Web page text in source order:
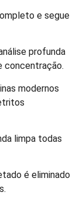
e segue
profunda
concentração.
modernos
limpa todas
é eliminado